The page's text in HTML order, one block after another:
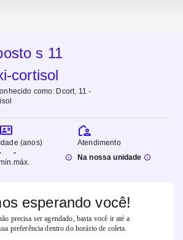
s 11
cortisol
como: Dcort, 11 -
Idade (anos)
-
máx.
Atendimento
Na nossa unidade
esperando você!
precisa ser agendado, basta você ir até a
preferência dentro do horário de coleta.